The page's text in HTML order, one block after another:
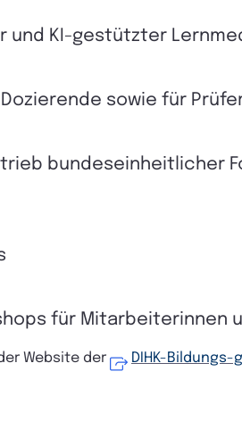
und KI-gestützter
sowie für
bundeseinheitlicher
für Mitarbeiterinnen
Website der DIHK-Bildungs-